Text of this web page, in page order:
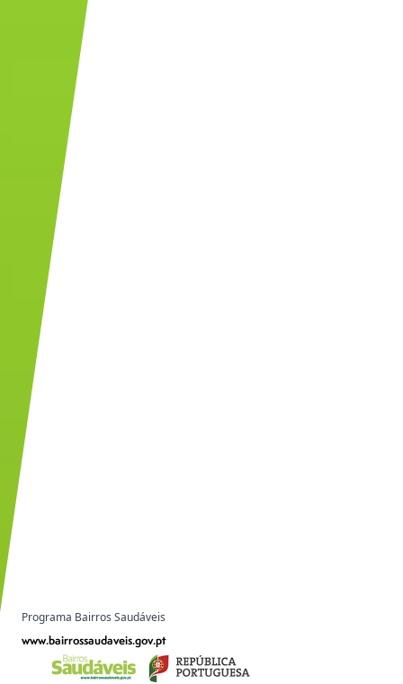
Programa Bairros Saudáveis
www.bairrossaudaveis.gov.pt